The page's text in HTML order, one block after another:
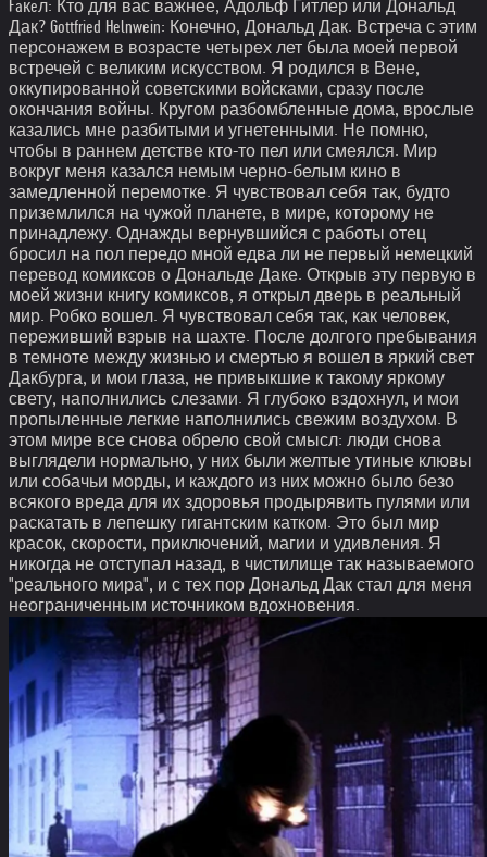
Faкeл: Кто для вас важнее, Адольф Гитлер или Дональд
Дак? Gottfried Helnwein: Конечно, Дональд Дак. Встреча с этим
персонажем в возрасте четырех лет была моей первой
встречей с великим искусством. Я родился в Вене,
оккупированной советскими войсками, сразу после
окончания войны. Кругом разбомбленные дома, врослые
казались мне разбитыми и угнетенными. Не помню,
чтобы в раннем детстве кто-то пел или смеялся. Мир
вокруг меня казался немым черно-белым кино в
замедленной перемотке. Я чувствовал себя так, будто
приземлился на чужой планете, в мире, которому не
принадлежу. Однажды вернувшийся с работы отец
бросил на пол передо мной едва ли не первый немецкий
перевод комиксов о Дональде Даке. Открыв эту первую в
моей жизни книгу комиксов, я открыл дверь в реальный
мир. Робко вошел. Я чувствовал себя так, как человек,
переживший взрыв на шахте. После долгого пребывания
в темноте между жизнью и смертью я вошел в яркий свет
Дакбурга, и мои глаза, не привыкшие к такому яркому
свету, наполнились слезами. Я глубоко вздохнул, и мои
пропыленные легкие наполнились свежим воздухом. В
этом мире все снова обрело свой смысл: люди снова
выглядели нормально, у них были желтые утиные клювы
или собачьи морды, и каждого из них можно было безо
всякого вреда для их здоровья продырявить пулями или
раскатать в лепешку гигантским катком. Это был мир
красок, скорости, приключений, магии и удивления. Я
никогда не отступал назад, в чистилище так называемого
"реального мира", и с тех пор Дональд Дак стал для меня
неограниченным источником вдохновения.